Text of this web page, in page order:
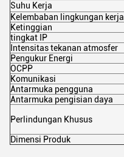
Suhu Kerja
Kelembaban lingkungan kerja
Ketinggian
tingkat IP
Intensitas tekanan atmosfer
Pengukur Energi
OCPP
Komunikasi
Antarmuka pengguna
Antarmuka pengisian daya
Perlindungan Khusus
Dimensi Produk